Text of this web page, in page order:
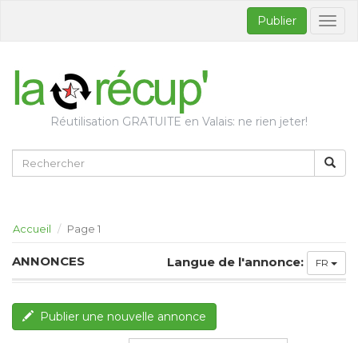
Publier
Réutilisation GRATUITE en Valais: ne rien jeter!
Accueil Page 1
ANNONCES Langue de l'annonce: FR
Publier une nouvelle annonce